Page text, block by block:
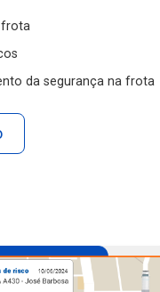
frota
da segurança na frota